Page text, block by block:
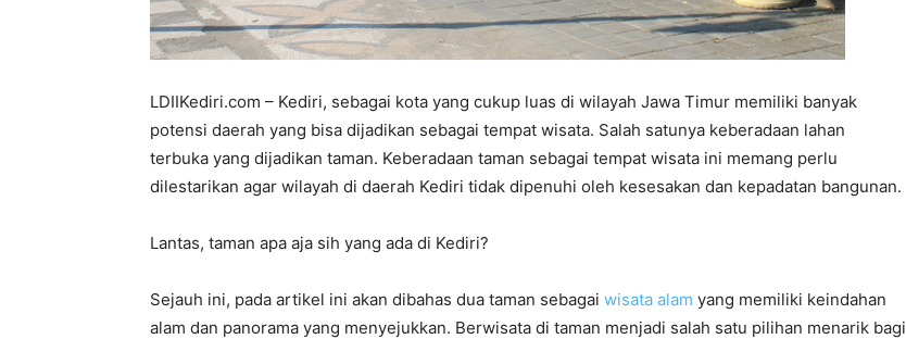
LDIIKediri.com – Kediri, sebagai kota yang cukup luas di wilayah Jawa Timur memiliki banyak
potensi daerah yang bisa dijadikan sebagai tempat wisata. Salah satunya keberadaan lahan
terbuka yang dijadikan taman. Keberadaan taman sebagai tempat wisata ini memang perlu
dilestarikan agar wilayah di daerah Kediri tidak dipenuhi oleh kesesakan dan kepadatan bangunan.
Lantas, taman apa aja sih yang ada di Kediri?
Sejauh ini, pada artikel ini akan dibahas dua taman sebagai wisata alam yang memiliki keindahan
alam dan panorama yang menyejukkan. Berwisata di taman menjadi salah satu pilihan menarik bagi